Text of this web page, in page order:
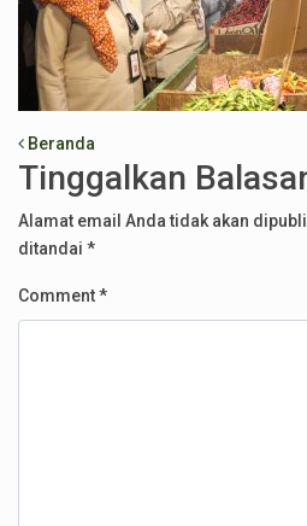
Post navigation
Beranda
Tinggalkan
Alamat email Anda tidak akan
ditandai *
Comment*